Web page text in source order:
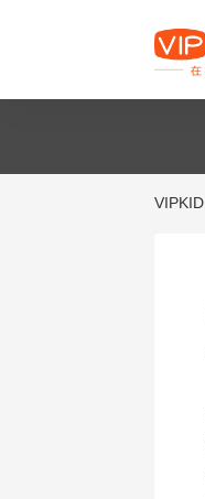
VIPKID